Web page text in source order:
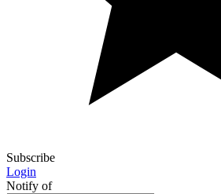
Subscribe
Login
Notify of